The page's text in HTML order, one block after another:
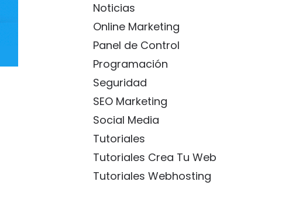
Noticias
Online Marketing
Panel de Control
Programación
Seguridad
SEO Marketing
Social Media
Tutoriales
Tutoriales Crea Tu Web
Tutoriales Webhosting